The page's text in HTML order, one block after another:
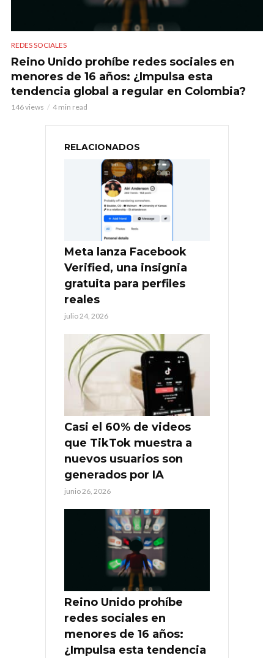
REDES SOCIALES
Reino Unido prohíbe redes sociales en
menores de 16 años: ¿Impulsa esta
tendencia global a regular en Colombia?
146 views 4 min read
RELACIONADOS
Meta lanza Facebook
Verified, una insignia
gratuita para perfiles
reales
julio 24, 2026
Casi el 60% de videos
que TikTok muestra a
nuevos usuarios son
generados por IA
junio 26, 2026
Reino Unido prohíbe
redes sociales en
menores de 16 años:
¿Impulsa esta tendencia